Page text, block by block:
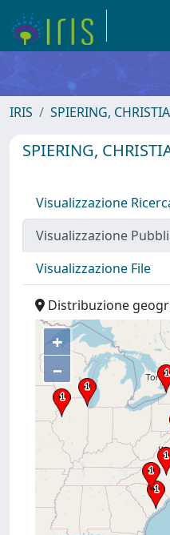
IRIS SPIERING,
SPIERING,
Visualizzazione
Visualizzazione
Visualizzazione File
Distribuzione
+
–